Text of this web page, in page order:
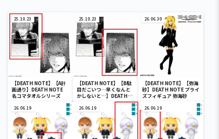
25.10.23
【DEATH NOTE】【A計
画通り】DEATH NOTE
名コマタオルシリーズ
25.10.23
【DEATH NOTE】【B駄
目だこいつ…早くなんと
かしないと…】DEATH
NOTE 名コマタオルシ
リーズ
26.06.30
【DEATH NOTE】【弥海
砂】DEATH NOTE プライ
ズフィギュア 弥海砂
26.06.19 26.06.19 26.06.19